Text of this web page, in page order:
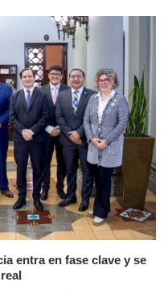
entra en fase clave y se